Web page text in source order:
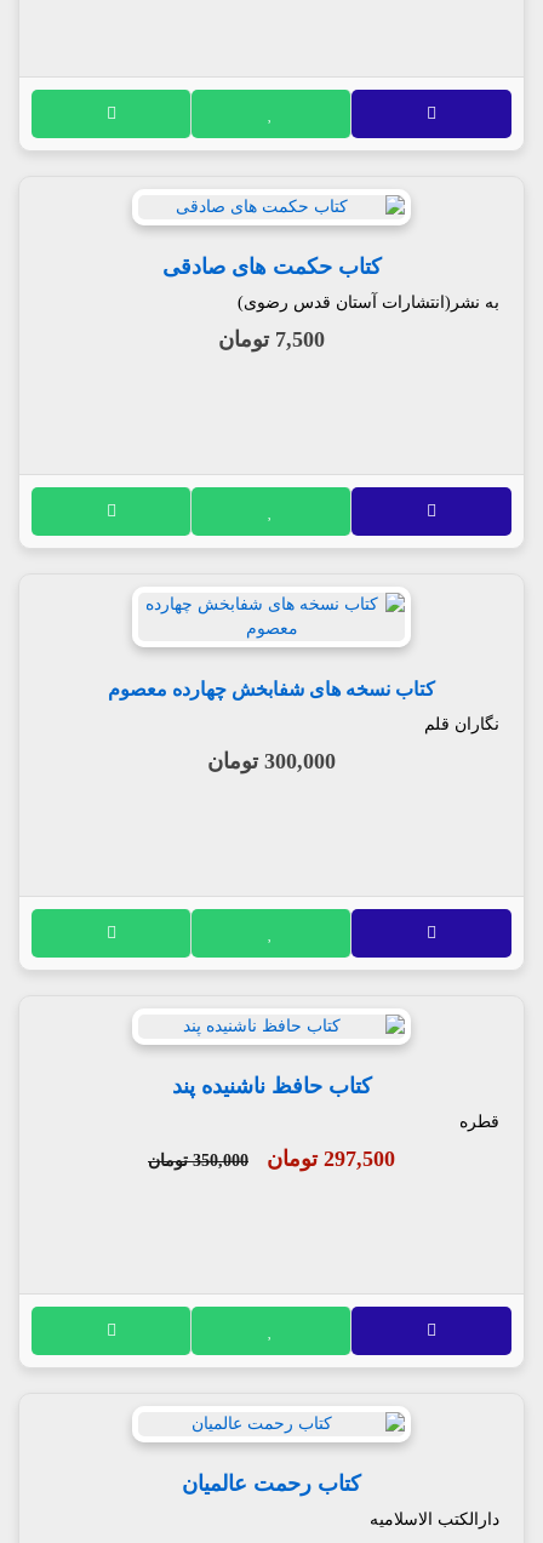
کتاب حکمت های صادقی
به نشر(انتشارات آستان قدس رضوی)
7,500 تومان
کتاب نسخه های شفابخش چهارده معصوم
نگاران قلم
300,000 تومان
کتاب حافظ ناشنیده پند
قطره
297,500 تومان 350,000 تومان
کتاب رحمت عالمیان
دارالکتب الاسلامیه